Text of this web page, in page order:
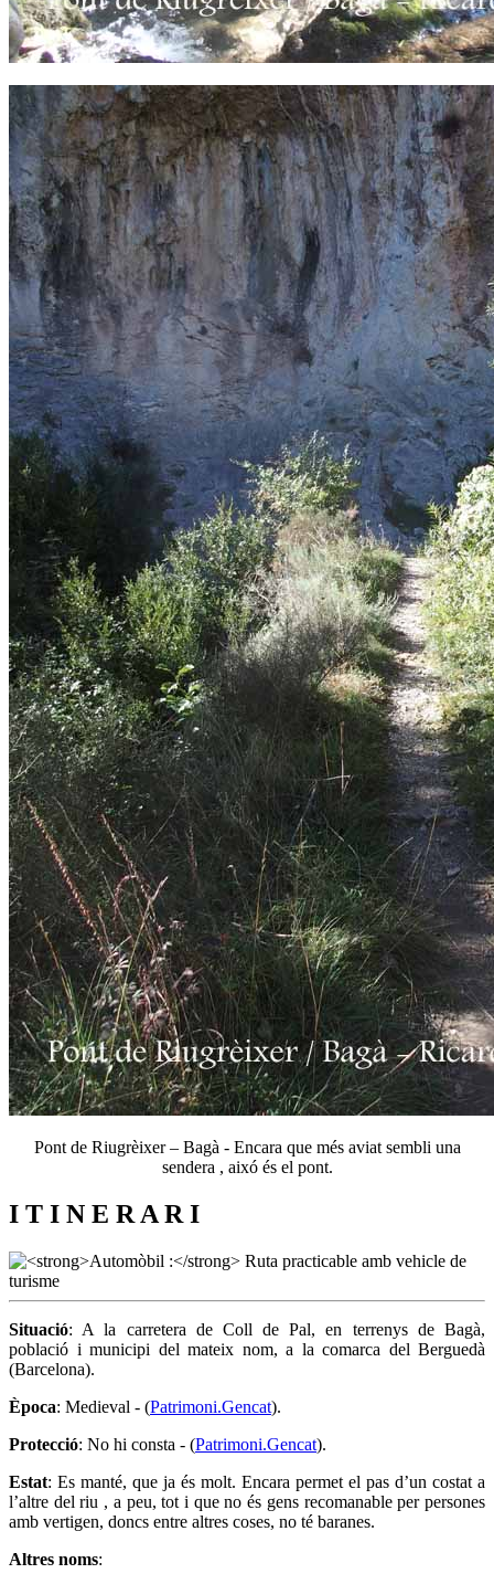
Pont de Riugrèixer – Bagà - Encara que més aviat sembli una
sendera , aixó és el pont.
I T I N E R A R I
Situació: A la carretera de Coll de Pal, en terrenys de Bagà,
població i municipi del mateix nom, a la comarca del Berguedà
(Barcelona).
Època: Medieval - (Patrimoni.Gencat).
Protecció: No hi consta - (Patrimoni.Gencat).
Estat: Es manté, que ja és molt. Encara permet el pas d’un costat a
l’altre del riu , a peu, tot i que no és gens recomanable per persones
amb vertigen, doncs entre altres coses, no té baranes.
Altres noms: